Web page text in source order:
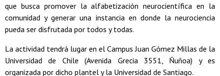
que busca promover la alfabetización neurocientífica en la
comunidad y generar una instancia en donde la neurociencia
pueda ser disfrutada por todos y todas.
La actividad tendrá lugar en el Campus Juan Gómez Millas de la
Universidad de Chile (Avenida Grecia 3551, Ñuñoa) y es
organizada por dicho plantel y la Universidad de Santiago.